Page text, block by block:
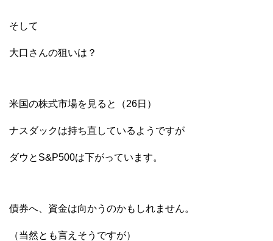
そして
大口さんの狙いは？
米国の株式市場を見ると（26日）
ナスダックは持ち直しているようですが
ダウとS&P500は下がっています。
債券へ、資金は向かうのかもしれません。
（当然とも言えそうですが）